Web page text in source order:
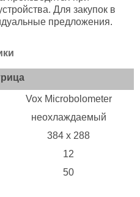
Для закупок в
предложения.
Vox Microbolometer
неохлаждаемый
384 х 288
12
50